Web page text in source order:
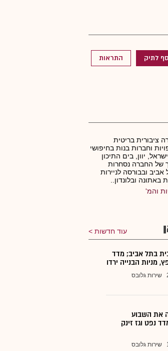
לתיק התראות
ציבורית בריטית
וחברות בנות בחיפושי
יוון, בים התיכון
של החברה נסחרות
ובבורסה לניירות
ובלונדון..
והמ'
עוד חדשות
בתל אביב; מדד
מניות הבנייה ירדו
שירות גלובס
את השבוע
נפט וגז זינק
שירות גלובס